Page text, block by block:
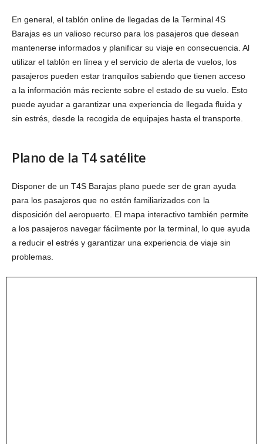
En general, el tablón online de llegadas de la Terminal 4S
Barajas es un valioso recurso para los pasajeros que desean
mantenerse informados y planificar su viaje en consecuencia. Al
utilizar el tablón en línea y el servicio de alerta de vuelos, los
pasajeros pueden estar tranquilos sabiendo que tienen acceso
a la información más reciente sobre el estado de su vuelo. Esto
puede ayudar a garantizar una experiencia de llegada fluida y
sin estrés, desde la recogida de equipajes hasta el transporte.
Plano de la T4 satélite
Disponer de un T4S Barajas plano puede ser de gran ayuda
para los pasajeros que no estén familiarizados con la
disposición del aeropuerto. El mapa interactivo también permite
a los pasajeros navegar fácilmente por la terminal, lo que ayuda
a reducir el estrés y garantizar una experiencia de viaje sin
problemas.